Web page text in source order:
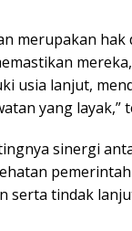
merupakan hak
usia lanjut,
yang layak,”
sinergi
serta tindak